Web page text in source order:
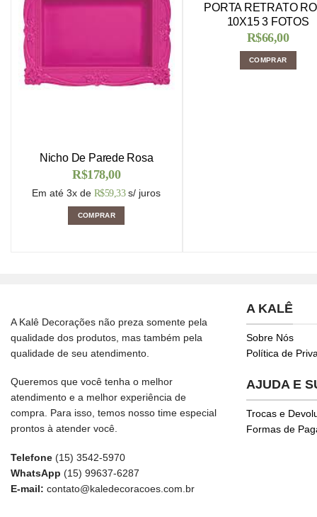
Nicho De Parede Rosa
R$178,00
Em até 3x de R$59,33 s/ juros
COMPRAR
PORTA RETRATO
10X15 3 FOTOS
R$66,00
COMPRAR
A Kalê Decorações não preza somente pela
qualidade dos produtos, mas também pela
qualidade de seu atendimento.
Queremos que você tenha o melhor
atendimento e a melhor experiência de
compra. Para isso, temos nosso time especial
prontos à atender você.
Telefone (15) 3542-5970
WhatsApp (15) 99637-6287
E-mail: contato@kaledecoracoes.com.br
A KALÊ
Sobre Nós
Política de
AJUDA E
Trocas e
Formas de